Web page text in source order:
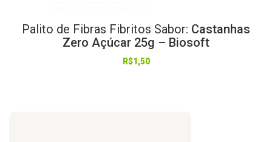
Palito de Fibras Fibritos Sabor: Castanhas
Zero Açúcar 25g – Biosoft
R$1,50